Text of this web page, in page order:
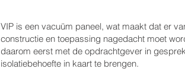
VIP is een vacuüm paneel, wat maakt dat er
constructie en toepassing nagedacht moet
daarom eerst met de opdrachtgever in
isolatiebehoefte in kaart te brengen.